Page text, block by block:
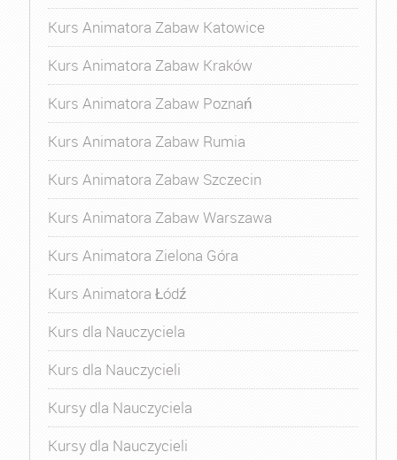
Kurs Animatora Zabaw Katowice
Kurs Animatora Zabaw Kraków
Kurs Animatora Zabaw Poznań
Kurs Animatora Zabaw Rumia
Kurs Animatora Zabaw Szczecin
Kurs Animatora Zabaw Warszawa
Kurs Animatora Zielona Góra
Kurs Animatora Łódź
Kurs dla Nauczyciela
Kurs dla Nauczycieli
Kursy dla Nauczyciela
Kursy dla Nauczycieli